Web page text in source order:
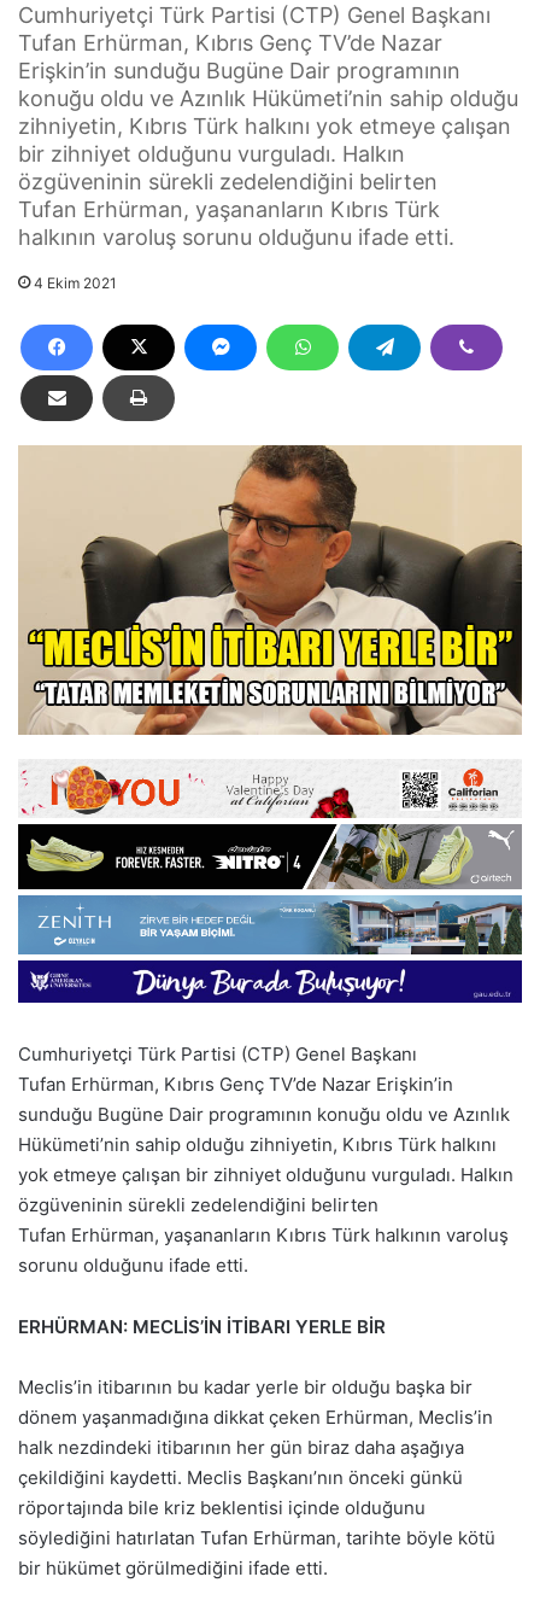
Cumhuriyetçi Türk Partisi (CTP) Genel Başkanı
Tufan Erhürman, Kıbrıs Genç TV’de Nazar
Erişkin’in sunduğu Bugüne Dair programının
konuğu oldu ve Azınlık Hükümeti’nin sahip olduğu
zihniyetin, Kıbrıs Türk halkını yok etmeye çalışan
bir zihniyet olduğunu vurguladı. Halkın
özgüveninin sürekli zedelendiğini belirten
Tufan Erhürman, yaşananların Kıbrıs Türk
halkının varoluş sorunu olduğunu ifade etti.
4 Ekim 2021
Cumhuriyetçi Türk Partisi (CTP) Genel Başkanı
Tufan Erhürman, Kıbrıs Genç TV’de Nazar Erişkin’in
sunduğu Bugüne Dair programının konuğu oldu ve Azınlık
Hükümeti’nin sahip olduğu zihniyetin, Kıbrıs Türk halkını
yok etmeye çalışan bir zihniyet olduğunu vurguladı. Halkın
özgüveninin sürekli zedelendiğini belirten
Tufan Erhürman, yaşananların Kıbrıs Türk halkının varoluş
sorunu olduğunu ifade etti.
ERHÜRMAN: MECLİS’İN İTİBARI YERLE BİR
Meclis’in itibarının bu kadar yerle bir olduğu başka bir
dönem yaşanmadığına dikkat çeken Erhürman, Meclis’in
halk nezdindeki itibarının her gün biraz daha aşağıya
çekildiğini kaydetti. Meclis Başkanı’nın önceki günkü
röportajında bile kriz beklentisi içinde olduğunu
söylediğini hatırlatan Tufan Erhürman, tarihte böyle kötü
bir hükümet görülmediğini ifade etti.